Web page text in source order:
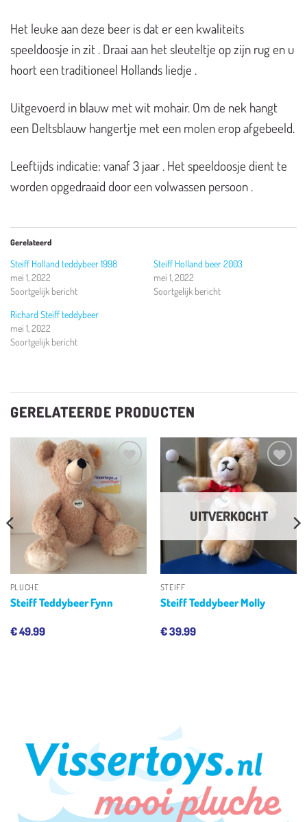
Het leuke aan deze beer is dat er een kwaliteits
speeldoosje in zit . Draai aan het sleuteltje op zijn rug en u
hoort een traditioneel Hollands liedje .
Uitgevoerd in blauw met wit mohair. Om de nek hangt
een Deltsblauw hangertje met een molen erop afgebeeld.
Leeftijds indicatie: vanaf 3 jaar . Het speeldoosje dient te
worden opgedraaid door een volwassen persoon .
Gerelateerd
Steiff Holland teddybeer 1998
mei 1, 2022
Soortgelijk bericht
Steiff Holland beer 2003
mei 1, 2022
Soortgelijk bericht
Richard Steiff teddybeer
mei 1, 2022
Soortgelijk bericht
GERELATEERDE PRODUCTEN
Toevoegen
aan
verlanglijst
PLUCHE
Steiff Teddybeer Fynn
€49.99
Toevoegen
aan
verlanglijst
UITVERKOCHT
STEIFF
Steiff Teddybeer Molly
€39.99